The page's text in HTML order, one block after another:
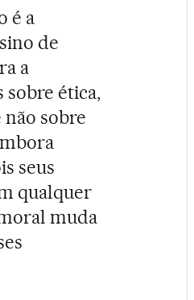
é a
de
a
sobre ética,
não sobre
seus
qualquer
muda